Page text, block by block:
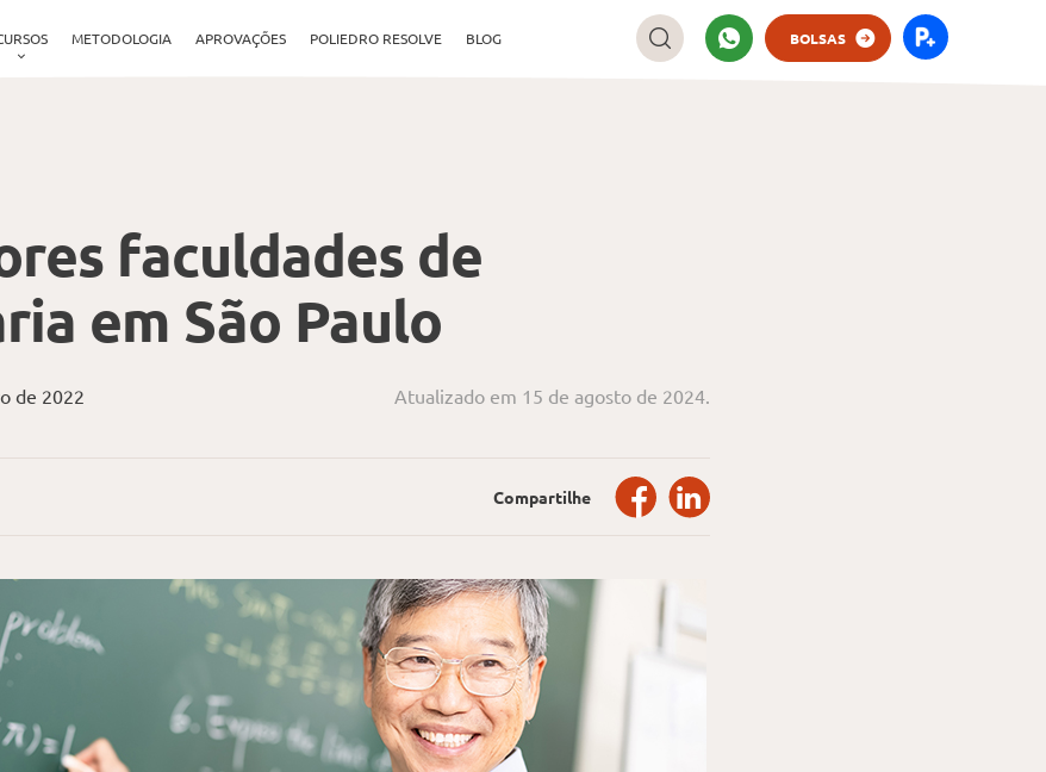
METODOLOGIA APROVAÇÕES POLIEDRO RESOLVE BLOG BOLSAS
faculdades de
em São Paulo
de 2022 Atualizado em 15 de agosto de 2024.
Compartilhe